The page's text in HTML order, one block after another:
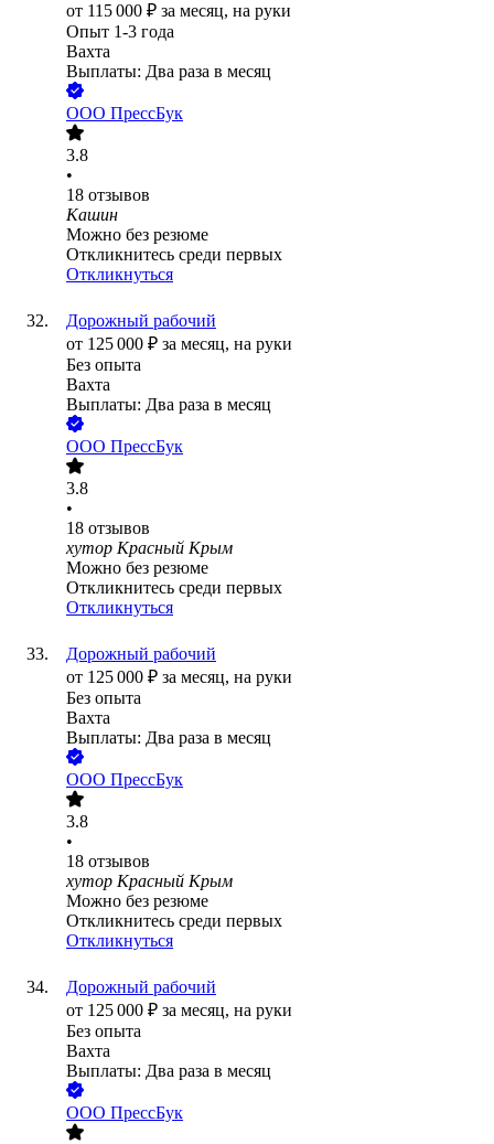
от 115 000 ₽ за месяц, на руки
Опыт 1-3 года
Вахта
Выплаты: Два раза в месяц
ООО ПрессБук
3.8
•
18 отзывов
Кашин
Можно без резюме
Откликнитесь среди первых
Откликнуться
Дорожный рабочий
от 125 000 ₽ за месяц, на руки
Без опыта
Вахта
Выплаты: Два раза в месяц
ООО ПрессБук
3.8
•
18 отзывов
хутор Красный Крым
Можно без резюме
Откликнитесь среди первых
Откликнуться
Дорожный рабочий
от 125 000 ₽ за месяц, на руки
Без опыта
Вахта
Выплаты: Два раза в месяц
ООО ПрессБук
3.8
•
18 отзывов
хутор Красный Крым
Можно без резюме
Откликнитесь среди первых
Откликнуться
Дорожный рабочий
от 125 000 ₽ за месяц, на руки
Без опыта
Вахта
Выплаты: Два раза в месяц
ООО ПрессБук